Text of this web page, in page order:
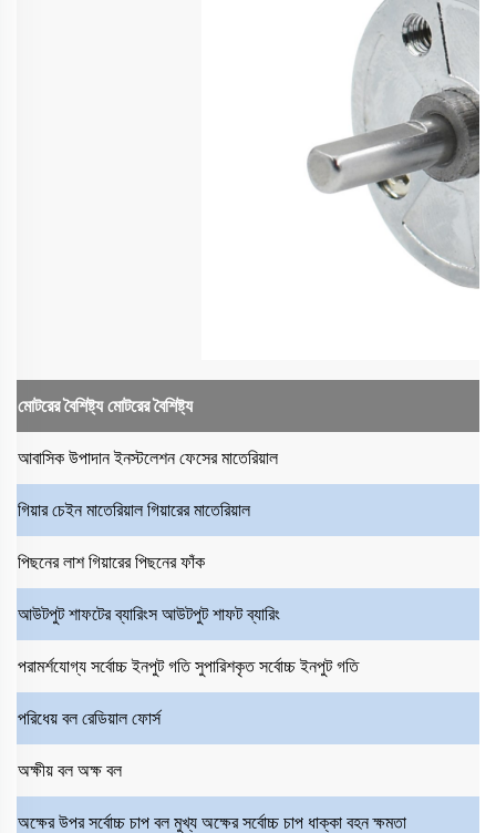
মোটরের বৈশিষ্ট্যমোটরের বৈশিষ্ট্য
আবাসিক উপাদানইনস্টলেশন ফেসের মাতেরিয়াল
গিয়ার চেইন মাতেরিয়ালগিয়ারের মাতেরিয়াল
পিছনের লাশগিয়ারের পিছনের ফাঁক
আউটপুট শাফটের ব্যারিংসআউটপুট শাফট ব্যারিং
পরামর্শযোগ্য সর্বোচ্চ ইনপুট গতিসুপারিশকৃত সর্বোচ্চ ইনপুট গতি
পরিধেয় বলরেডিয়াল ফোর্স
অক্ষীয় বলঅক্ষ বল
অক্ষের উপর সর্বোচ্চ চাপ বলমুখ্য অক্ষের সর্বোচ্চ চাপ ধাক্কা বহন ক্ষমতা